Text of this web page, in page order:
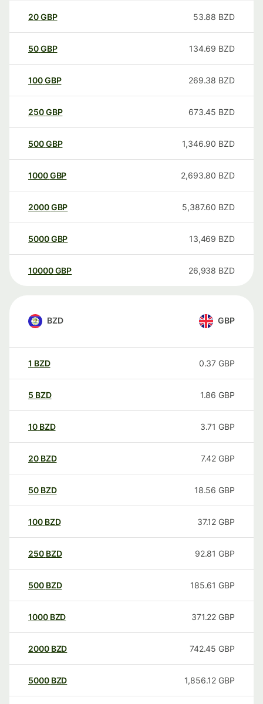
20GBP 53.88 BZD
50GBP 134.69 BZD
100GBP 269.38 BZD
250GBP 673.45 BZD
500GBP 1,346.90 BZD
1000GBP 2,693.80 BZD
2000GBP 5,387.60 BZD
5000GBP 13,469 BZD
10000 GBP 26,938 BZD
BZD GBP
1 BZD 0.37 GBP
5 BZD 1.86 GBP
10 BZD 3.71 GBP
20 BZD 7.42 GBP
50 BZD 18.56 GBP
100 BZD 37.12 GBP
250 BZD 92.81 GBP
500 BZD 185.61 GBP
1000 BZD 371.22 GBP
2000 BZD 742.45 GBP
5000 BZD 1,856.12 GBP